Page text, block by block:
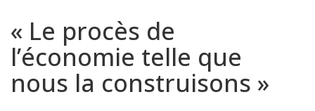
« Le procès de
l’économie telle que
nous la construisons »